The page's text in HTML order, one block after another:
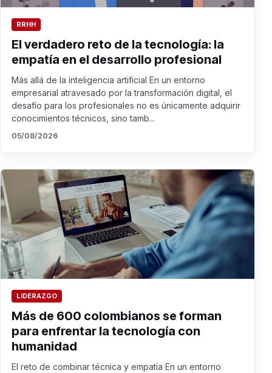
RRHH
El verdadero reto de la tecnología: la
empatía en el desarrollo profesional
Más allá de la inteligencia artificial En un entorno
empresarial atravesado por la transformación digital, el
desafío para los profesionales no es únicamente adquirir
conocimientos técnicos, sino tamb...
05/08/2026
LIDERAZGO
Más de 600 colombianos se forman
para enfrentar la tecnología con
humanidad
El reto de combinar técnica y empatía En un entorno